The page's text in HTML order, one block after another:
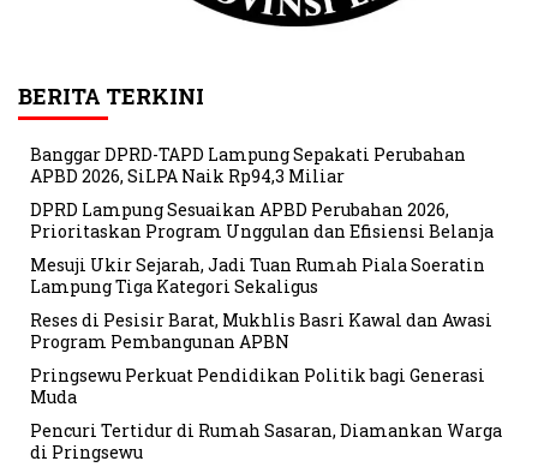
BERITA TERKINI
Banggar DPRD-TAPD Lampung Sepakati Perubahan
APBD 2026, SiLPA Naik Rp94,3 Miliar
DPRD Lampung Sesuaikan APBD Perubahan 2026,
Prioritaskan Program Unggulan dan Efisiensi Belanja
Mesuji Ukir Sejarah, Jadi Tuan Rumah Piala Soeratin
Lampung Tiga Kategori Sekaligus
Reses di Pesisir Barat, Mukhlis Basri Kawal dan Awasi
Program Pembangunan APBN
Pringsewu Perkuat Pendidikan Politik bagi Generasi
Muda
Pencuri Tertidur di Rumah Sasaran, Diamankan Warga
di Pringsewu